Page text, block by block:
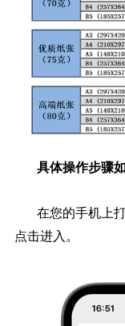
具体操作步骤
在您的手机上
点击进入。